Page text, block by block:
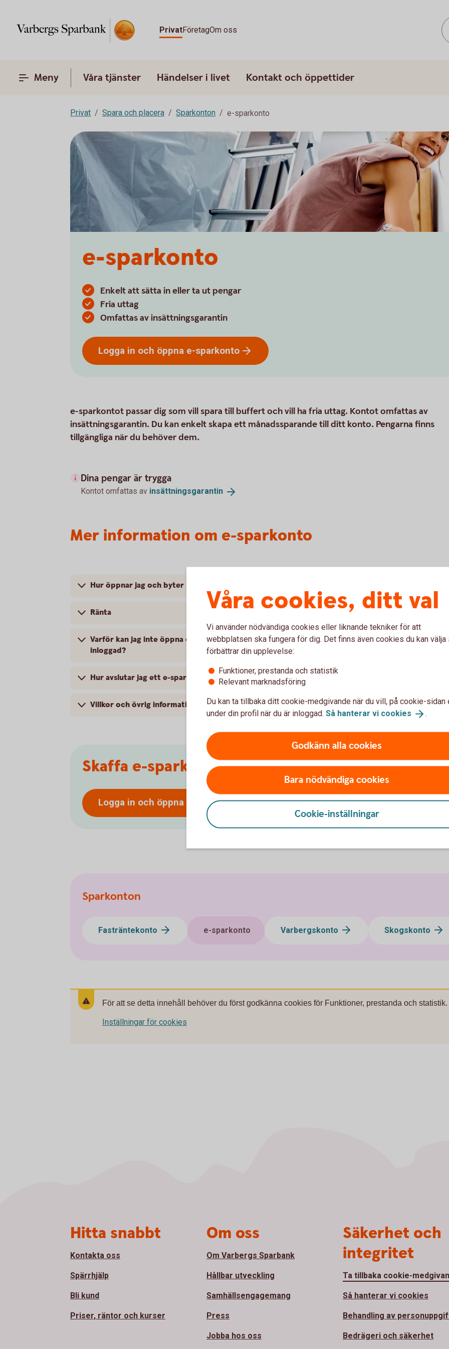
PrivatFöretagOm oss
Meny Våra tjänster Händelser i livet Kontakt och öppettider
Privat Spara och placera Sparkonton e-sparkonto
e-sparkonto
Enkelt att sätta in eller ta ut pengar
Fria uttag
Omfattas av insättningsgarantin
Logga in och öppna e-sparkonto
e-sparkontot passar dig som vill spara till buffert och vill ha fria uttag. Kontot omfattas av
insättningsgarantin. Du kan enkelt skapa ett månadssparande till ditt konto. Pengarna finns
tillgängliga när du behöver dem.
Dina pengar är trygga
Kontot omfattas av insättningsgarantin
Mer information om e-sparkonto
Hur öppnar jag och byter namn på e-sparkonto online?
Ränta
Varför kan jag inte öppna ett till e-sparkonto när jag är
inloggad?
Hur avslutar jag ett e-sparkonto?
Villkor och övrig information
Skaffa e-sparkonto
Logga in och öppna e-sparkonto
Skaffa e-
ungdomar
Du öppnar enkelt e-
appen.
Sparkonton
Fasträntekonto e-sparkonto Varbergskonto Skogskonto
För att se detta innehåll behöver du först godkänna cookies för Funktioner, prestanda och statistik.
Inställningar för cookies
Våra cookies, ditt val
Vi använder nödvändiga cookies eller liknande tekniker för att
webbplatsen ska fungera för dig. Det finns även cookies du kan välja
förbättrar din upplevelse:
Funktioner, prestanda och statistik
Relevant marknadsföring
Du kan ta tillbaka ditt cookie-medgivande när du vill, på cookie-sidan
under din profil när du är inloggad. Så hanterar vi cookies .
Godkänn alla cookies
Bara nödvändiga cookies
Cookie-inställningar
Hitta snabbt
Kontakta oss
Spärrhjälp
Bli kund
Priser, räntor och kurser
Om oss
Om Varbergs Sparbank
Hållbar utveckling
Samhällsengagemang
Press
Jobba hos oss
Säkerhet och
integritet
Ta tillbaka cookie-
Så hanterar vi cookies
Behandling av
Bedrägeri och säkerhet